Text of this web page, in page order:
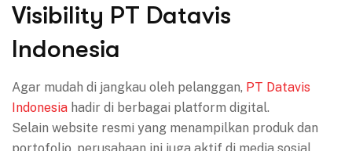
Visibility PT Datavis
Indonesia
Agar mudah di jangkau oleh pelanggan, PT Datavis
Indonesia hadir di berbagai platform digital.
Selain website resmi yang menampilkan produk dan